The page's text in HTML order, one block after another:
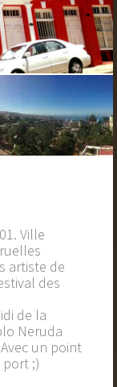
Ville
artiste de
des
de la
Neruda
un point
;)